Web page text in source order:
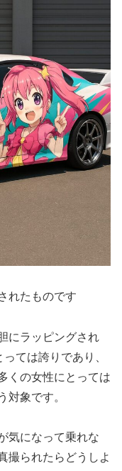
れたものです
にラッピングされ
ては誇りであり、
くの女性にとっては
対象です。
気になって乗れな
撮られたらどうしよ